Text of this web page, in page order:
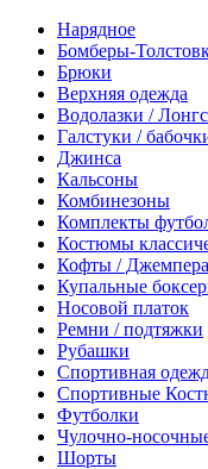
Нарядное
Бомберы-
Брюки
Верхняя одежда
Водолазки /
Галстуки /
Джинса
Кальсоны
Комбинезоны
Комплекты
Костюмы
Кофты / Джемпера
Купальные
Носовой платок
Ремни / подтяжки
Рубашки
Спортивная
Спортивные
Футболки
Чулочно-
Шорты